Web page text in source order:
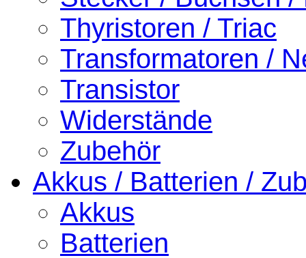
Thyristoren / Triac
Transformatoren /
Transistor
Widerstände
Zubehör
Akkus / Batterien /
Akkus
Batterien